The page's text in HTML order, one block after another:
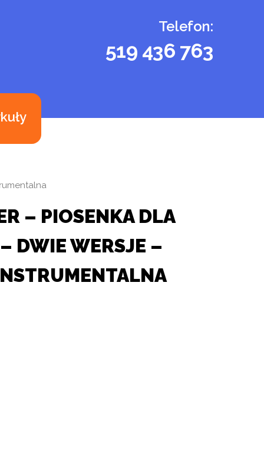
Telefon:
519 436 763
– PIOSENKA DLA
DWIE WERSJE –